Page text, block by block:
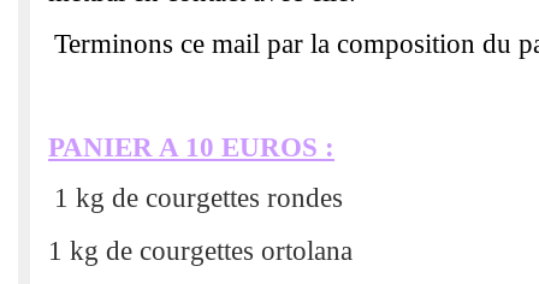
Terminons ce mail par la composition du
PANIER A 10 EUROS :
1 kg de courgettes rondes
1 kg de courgettes ortolana